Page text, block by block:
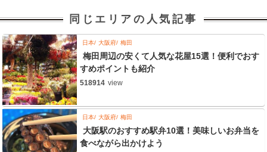
同じエリアの人気記事
日本 大阪府 梅田
梅田周辺の安くて人気な花屋15選！便利でおす
すめポイントも紹介
518914 view
日本 大阪府 梅田
大阪駅のおすすめ駅弁10選！美味しいお弁当を
食べながら出かけよう